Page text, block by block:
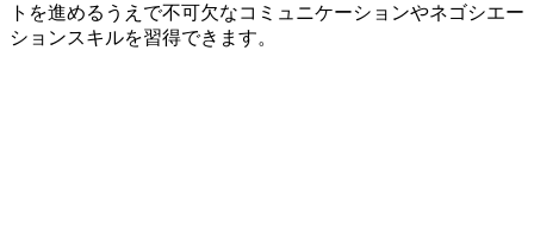
トを進めるうえで不可欠なコミュニケーションやネゴシエー
ションスキルを習得できます。